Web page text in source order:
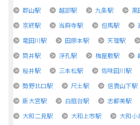
郡山駅
越部駅 九条駅 黒
京終駅
当麻寺駅 但馬駅
竜田川駅
田原本駅 天理駅
筒井駅
浮孔駅 梅屋敷駅
桜井駅
三本松駅 佐味田川駅
勢野北口駅
尺土駅 信貴山下駅
新大宮駅
白庭台駅 志都美駅
大和二見駅
大和上市駅 大和小